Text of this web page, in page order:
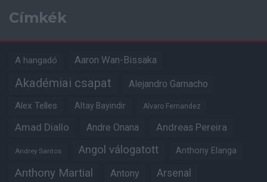
Címkék
A hangadó Aaron Wan-Bissaka
Akadémiai csapat Alejandro Garnacho
Alex Telles Altay Bayindir Alvaro Fernandez
Amad Diallo Andre Onana Andreas Pereira
Andrey Santos Angol válogatott Anthony Elanga
Anthony Martial Antony Arsenal